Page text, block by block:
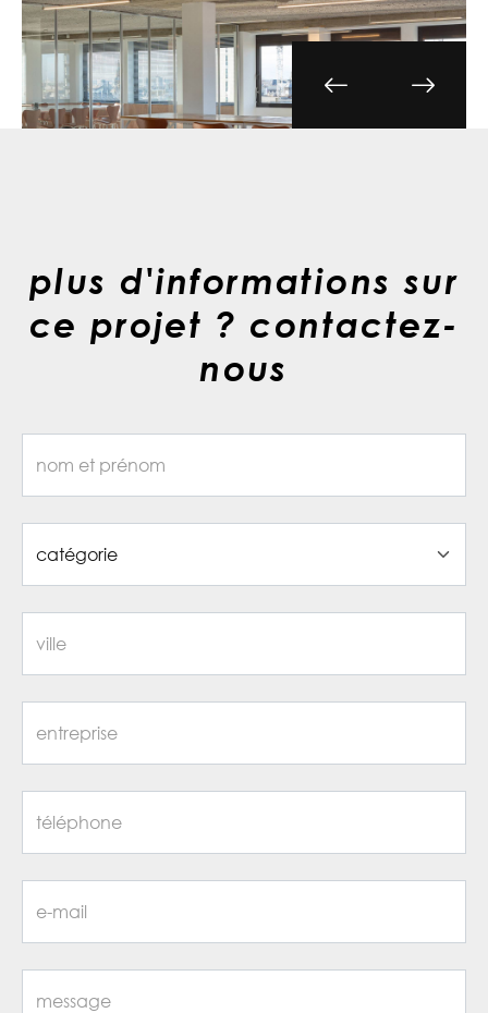
plus d'informations sur
ce projet ? contactez-
nous